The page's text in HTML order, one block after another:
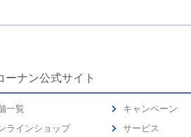
ーナン公式サイト
一覧
ラインショップ
キャンペーン
サービス